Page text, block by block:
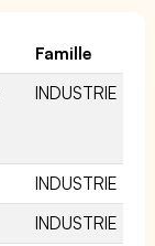
Famille
INDUSTRIE
INDUSTRIE
INDUSTRIE